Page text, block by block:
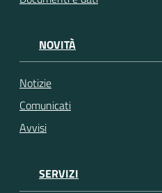
NOVITÀ
Notizie
Comunicati
Avvisi
SERVIZI